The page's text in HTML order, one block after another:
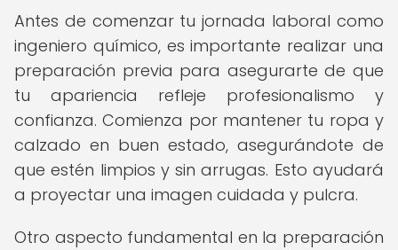
Antes de comenzar tu jornada laboral como
ingeniero químico, es importante realizar una
preparación previa para asegurarte de que
tu apariencia refleje profesionalismo y
confianza. Comienza por mantener tu ropa y
calzado en buen estado, asegurándote de
que estén limpios y sin arrugas. Esto ayudará
a proyectar una imagen cuidada y pulcra.
Otro aspecto fundamental en la preparación